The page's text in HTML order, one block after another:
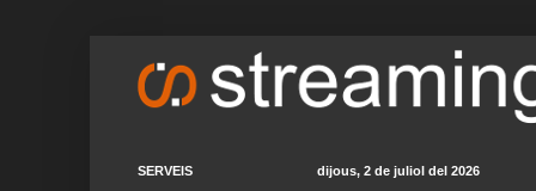
dijous, 2 de juliol del 2026
SERVEIS